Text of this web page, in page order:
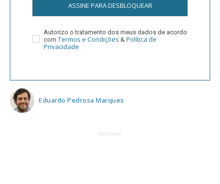
ASSINE PARA DESBLOQUEAR
Autorizo o tratamento dos meus dados de acordo
com Termos e Condições & Política de
Privacidade
Eduardo Pedrosa Marques
AD Footer